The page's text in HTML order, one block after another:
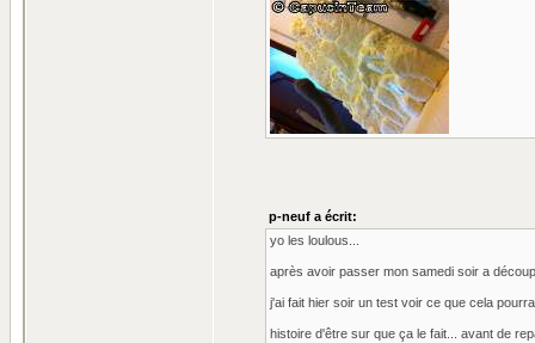
p-neuf a écrit:
yo les loulous...
après avoir passer mon samedi soir a
j'ai fait hier soir un test voir ce que cela
histoire d'être sur que ça le fait... avant de